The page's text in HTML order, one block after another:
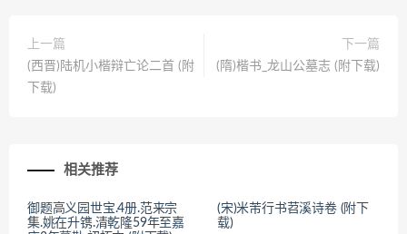
上一篇
(西晋)陆机小楷辩亡论二首 (附
下载)
下一篇
(隋)楷书_龙山公墓志 (附下载)
相关推荐
御题高义园世宝.4册.范来宗
集.姚在升镌.清乾隆59年至嘉
(宋)米芾行书苕溪诗卷 (附下
载)